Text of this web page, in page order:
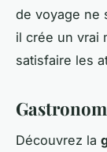
de voyage ne
il crée un vrai
satisfaire les
Découvrez la